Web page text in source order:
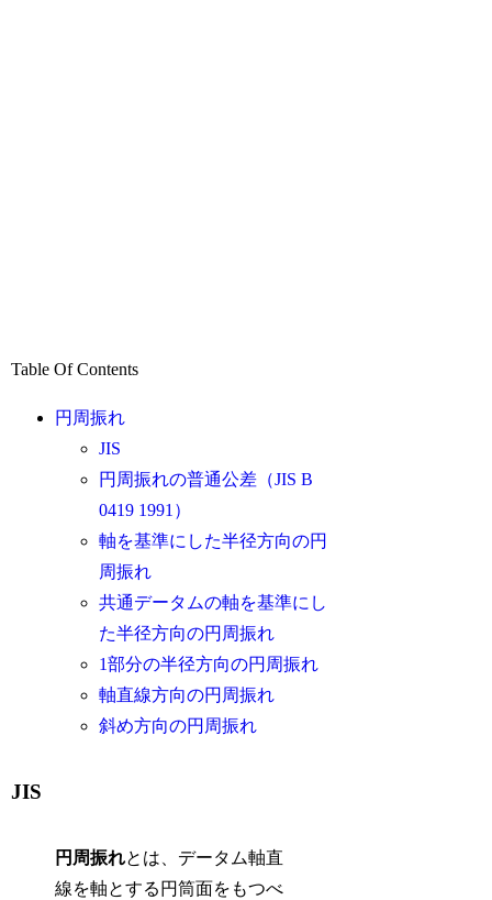
Table Of Contents
円周振れ
JIS
円周振れの普通公差（JIS B
0419 1991）
軸を基準にした半径方向の円
周振れ
共通データムの軸を基準にし
た半径方向の円周振れ
1部分の半径方向の円周振れ
軸直線方向の円周振れ
斜め方向の円周振れ
JIS
円周振れとは、データム軸直
線を軸とする円筒面をもつべ